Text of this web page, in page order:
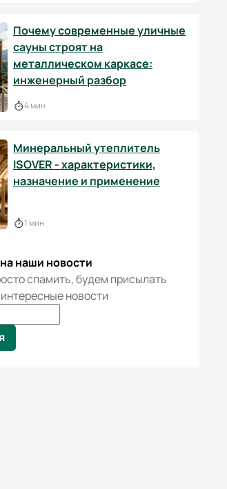
Почему современные уличные
сауны строят на
металлическом каркасе:
инженерный разбор
4 мин
Минеральный утеплитель
ISOVER - характеристики,
назначение и применение
1 мин
наши новости
спамить, будем присылать
новости